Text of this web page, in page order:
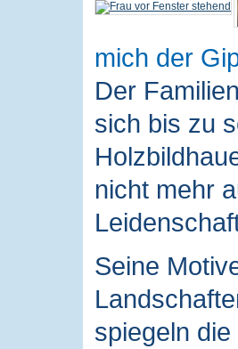
mich der
Der
sich bis zu
nicht mehr
Seine
spiegeln